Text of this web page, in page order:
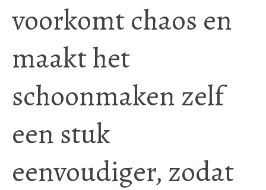
voorkomt chaos en
maakt het
schoonmaken zelf
een stuk
eenvoudiger, zodat